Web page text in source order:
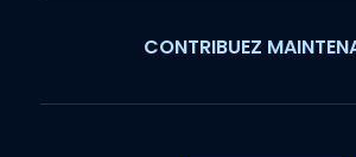
CONTRIBUEZ